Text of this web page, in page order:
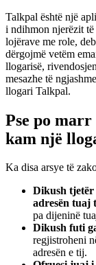
Talkpal është një
i ndihmon njerëzit
lojërave me role,
dërgojmë vetëm
llogarisë,
mesazhe të
llogari Talkpal.
Pse po
kam një
Ka disa arsye të
Dikush
adresën tuaj
pa dijeninë
Dikush futi
regjistroheni
adresën e tij.